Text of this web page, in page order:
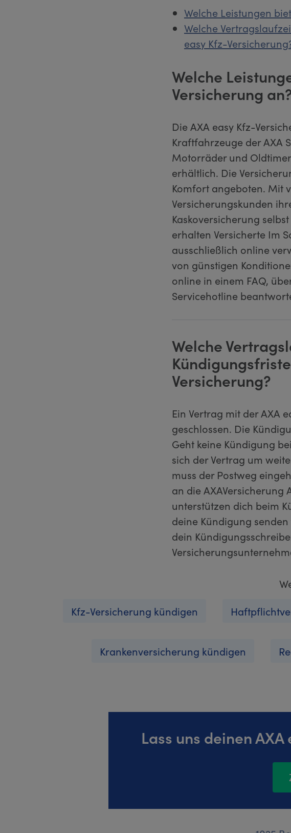
Welche Leistungen
Welche
easy Kfz-
Welche
Versicherung
Die AXA easy Kfz-
Kraftfahrzeuge der AXA
Motorräder und
erhältlich. Die
Komfort angeboten. Mit
Versicherungskunden
Kaskoversicherung
erhalten Versicherte Im
ausschließlich online
von günstigen
online in einem FAQ,
Servicehotline
Welche
Versicherung?
Ein Vertrag mit der AXA
geschlossen. Die
Geht keine Kündigung
sich der Vertrag um
muss der Postweg
an die AXAVersicherung
unterstützen dich beim
deine Kündigung
dein
Kfz-Versicherung kündigen
Krankenversicherung kündigen
Lass uns deinen